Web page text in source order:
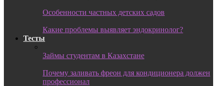
Особенности частных детских садов
Какие проблемы выявляет эндокринолог?
Тесты
Займы студентам в Казахстане
Почему заливать фреон для кондиционера должен
профессионал